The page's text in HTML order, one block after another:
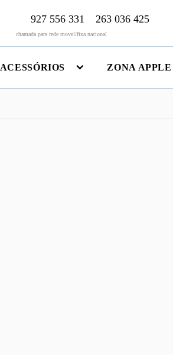
927 556 331 263 036 425
chamada para rede movel/fixa nacional
ACESSÓRIOS ZONA APPLE